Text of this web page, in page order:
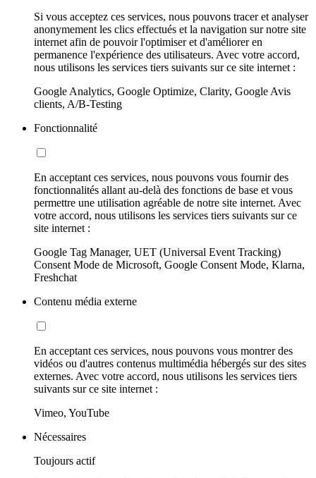
Si vous acceptez ces services, nous pouvons tracer et analyser
anonymement les clics effectués et la navigation sur notre site
internet afin de pouvoir l'optimiser et d'améliorer en
permanence l'expérience des utilisateurs. Avec votre accord,
nous utilisons les services tiers suivants sur ce site internet :
Google Analytics, Google Optimize, Clarity, Google Avis
clients, A/B-Testing
Fonctionnalité
En acceptant ces services, nous pouvons vous fournir des
fonctionnalités allant au-delà des fonctions de base et vous
permettre une utilisation agréable de notre site internet. Avec
votre accord, nous utilisons les services tiers suivants sur ce
site internet :
Google Tag Manager, UET (Universal Event Tracking)
Consent Mode de Microsoft, Google Consent Mode, Klarna,
Freshchat
Contenu média externe
En acceptant ces services, nous pouvons vous montrer des
vidéos ou d'autres contenus multimédia hébergés sur des sites
externes. Avec votre accord, nous utilisons les services tiers
suivants sur ce site internet :
Vimeo, YouTube
Nécessaires
Toujours actif